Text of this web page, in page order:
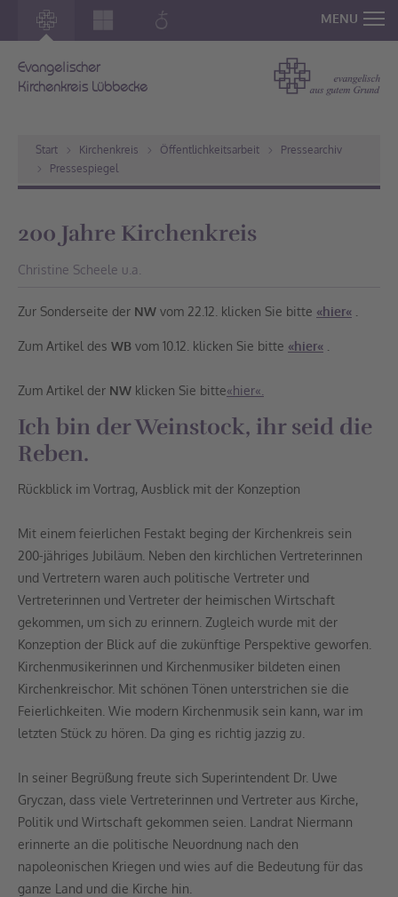
MENU
Evangelischer
Kirchenkreis Lübbecke
Start Kirchenkreis Öffentlichkeitsarbeit
Pressearchiv
Pressespiegel
200 Jahre Kirchenkreis
Christine Scheele u.a.
Zur Sonderseite der NW vom 22.12. klicken Sie bitte «hier«
Zum Artikel des WB vom 10.12. klicken Sie bitte «hier«
Zum Artikel der NW klicken Sie bitte«hier«.
Ich bin der Weinstock, ihr seid die
Reben.
Rückblick im Vortrag, Ausblick mit der Konzeption
Mit einem feierlichen Festakt beging der Kirchenkreis sein
200-jähriges Jubiläum. Neben den kirchlichen Vertreterinnen
und Vertretern waren auch politische Vertreter und
Vertreterinnen und Vertreter der heimischen Wirtschaft
gekommen, um sich zu erinnern. Zugleich wurde mit der
Konzeption der Blick auf die zukünftige Perspektive geworfen.
Kirchenmusikerinnen und Kirchenmusiker bildeten einen
Kirchenkreischor. Mit schönen Tönen unterstrichen sie die
Feierlichkeiten. Wie modern Kirchenmusik sein kann, war im
letzten Stück zu hören. Da ging es richtig jazzig zu.
In seiner Begrüßung freute sich Superintendent Dr. Uwe
Gryczan, dass viele Vertreterinnen und Vertreter aus Kirche,
Politik und Wirtschaft gekommen seien. Landrat Niermann
erinnerte an die politische Neuordnung nach den
napoleonischen Kriegen und wies auf die Bedeutung für das
ganze Land und die Kirche hin.